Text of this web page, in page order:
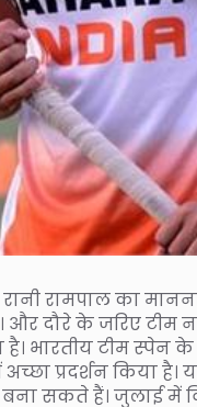
रामपाल का
और दौरे के जरिए
है। भारतीय टीम
प्रदर्शन किया
सकते हैं। जुलाई में